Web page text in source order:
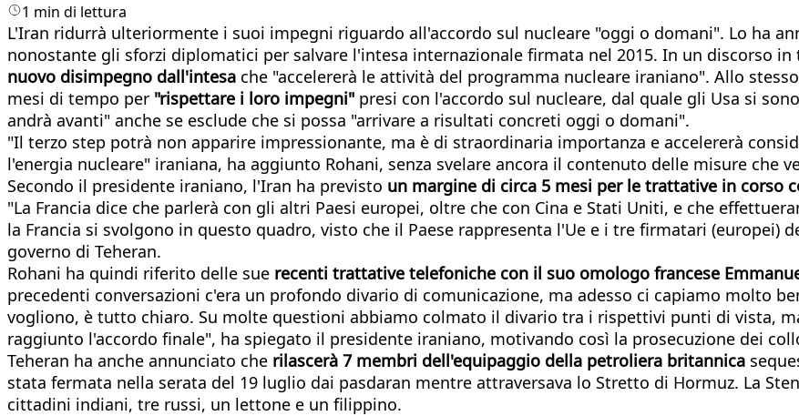
1 min di lettura
L'Iran ridurrà ulteriormente i suoi impegni riguardo all'accordo sul nucleare "oggi o domani". Lo ha
nonostante gli sforzi diplomatici per salvare l'intesa internazionale firmata nel 2015. In un discorso
nuovo disimpegno dall'intesa che "accelererà le attività del programma nucleare iraniano". Allo
mesi di tempo per "rispettare i loro impegni" presi con l'accordo sul nucleare, dal quale gli Usa si
andrà avanti" anche se esclude che si possa "arrivare a risultati concreti oggi o domani".
"Il terzo step potrà non apparire impressionante, ma è di straordinaria importanza e accelererà
l'energia nucleare" iraniana, ha aggiunto Rohani, senza svelare ancora il contenuto delle misure che
Secondo il presidente iraniano, l'Iran ha previsto un margine di circa 5 mesi per le trattative in corso
"La Francia dice che parlerà con gli altri Paesi europei, oltre che con Cina e Stati Uniti, e che
la Francia si svolgono in questo quadro, visto che il Paese rappresenta l'Ue e i tre firmatari (europei)
governo di Teheran.
Rohani ha quindi riferito delle sue recenti trattative telefoniche con il suo omologo francese
precedenti conversazioni c'era un profondo divario di comunicazione, ma adesso ci capiamo molto
vogliono, è tutto chiaro. Su molte questioni abbiamo colmato il divario tra i rispettivi punti di vista,
raggiunto l'accordo finale", ha spiegato il presidente iraniano, motivando così la prosecuzione dei
Teheran ha anche annunciato che rilascerà 7 membri dell'equipaggio della petroliera britannica
stata fermata nella serata del 19 luglio dai pasdaran mentre attraversava lo Stretto di Hormuz. La
cittadini indiani, tre russi, un lettone e un filippino.